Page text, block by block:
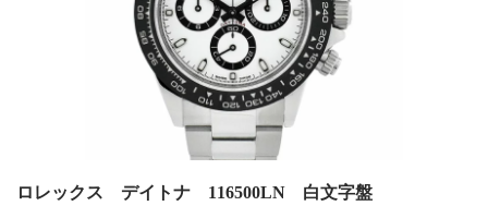
ロレックス デイトナ 116500LN 白文字盤